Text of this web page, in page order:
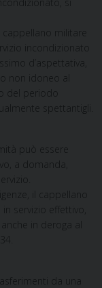
militare
incondizionato
d’aspettativa,
non idoneo al
del periodo
spettantigli.
può essere
a domanda,
il cappellano
servizio effettivo,
in deroga al
da una